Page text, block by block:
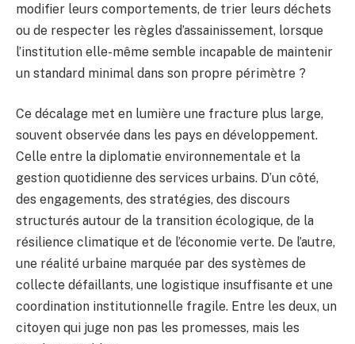
modifier leurs comportements, de trier leurs déchets
ou de respecter les règles d’assainissement, lorsque
l’institution elle-même semble incapable de maintenir
un standard minimal dans son propre périmètre ?
Ce décalage met en lumière une fracture plus large,
souvent observée dans les pays en développement.
Celle entre la diplomatie environnementale et la
gestion quotidienne des services urbains. D’un côté,
des engagements, des stratégies, des discours
structurés autour de la transition écologique, de la
résilience climatique et de l’économie verte. De l’autre,
une réalité urbaine marquée par des systèmes de
collecte défaillants, une logistique insuffisante et une
coordination institutionnelle fragile. Entre les deux, un
citoyen qui juge non pas les promesses, mais les